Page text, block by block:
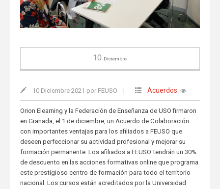
10 Diciembre
10 Diciembre 2021 por FEUSO | Acuerdos
Orion Elearning y la Federación de Enseñanza de USO firmaron
en Granada, el 1 de diciembre, un Acuerdo de Colaboración
con importantes ventajas para los afiliados a FEUSO que
deseen perfeccionar su actividad profesional y mejorar su
formación permanente. Los afiliados a FEUSO tendrán un 30%
de descuento en las acciones formativas online que programa
este prestigioso centro de formación para todo el territorio
nacional. Los cursos están acreditados por la Universidad